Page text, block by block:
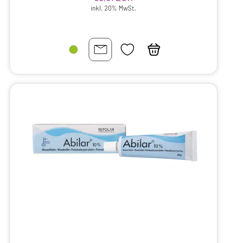
inkl. 20% MwSt.